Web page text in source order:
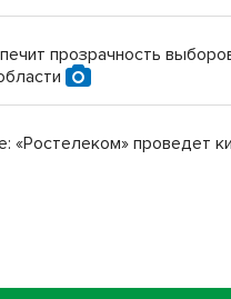
прозрачность
«Ростелеком» проведет